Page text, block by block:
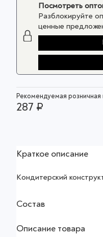
Посмотреть
Разблокируйте
ценные
Рекомендуемая розничная
287 ₽
Краткое описание
Кондитерский
Состав
Описание товара